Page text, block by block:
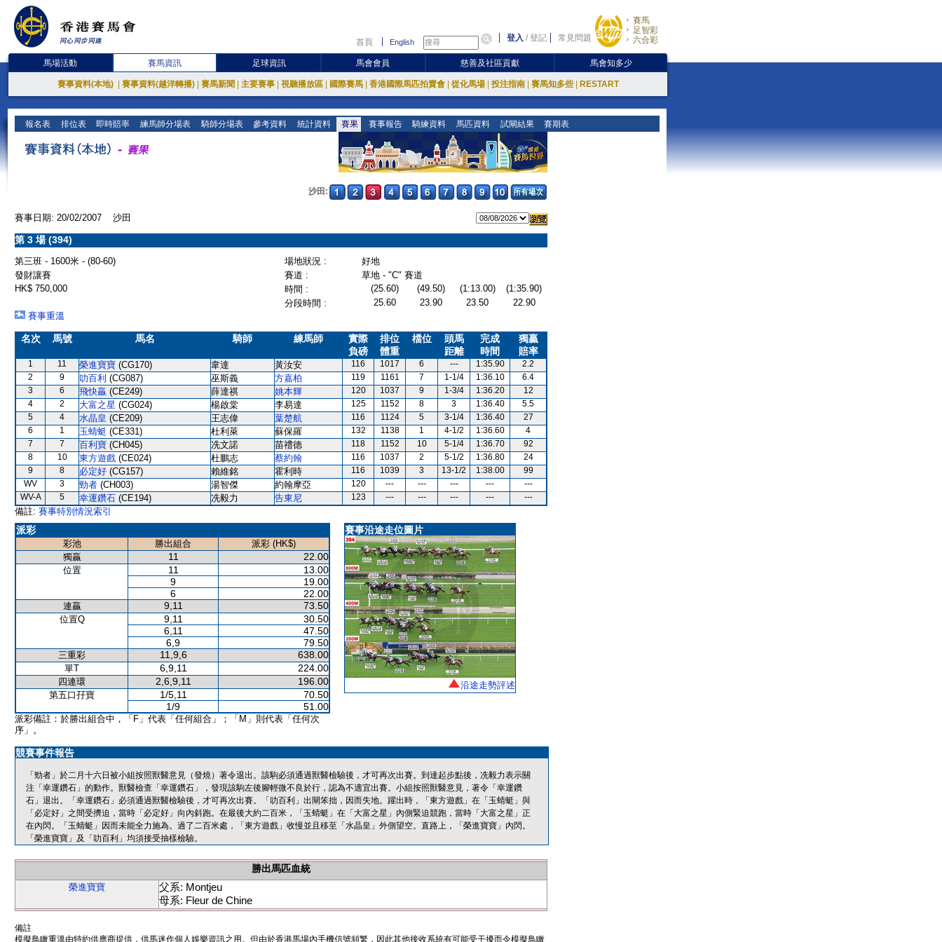
首頁 English 登入 /登記 常見問題
賽馬
足智彩
六合彩
馬場活動 賽馬資訊 足球資訊 馬會會員 慈善及社區貢獻 馬會知多少
賽事資料(本地) 賽事資料(越洋轉播) 賽馬新聞 主要賽事 視聽播放區 國際賽馬 香港國際馬匹拍賣會 從化馬場 投注指南 賽馬知多些 RESTART
報名表 排位表 即時賠率 練馬師分場表 騎師分場表 參考資料 統計資料 賽果 賽事報告 騎練資料 馬匹資料 試閘結果 賽期表
沙田:
賽事日期: 20/02/2007 沙田
第 3 場 (394)
第三班 - 1600米 - (80-60) 場地狀況 :
好地
發財讓賽
賽道 :
草地 - "C" 賽道
HK$ 750,000
時間 : (25.60) (49.50) (1:13.00)
(1:35.90)
分段時間 :
25.60 23.90 23.50
22.90
賽事重溫
名次 馬號 馬名 騎師 練馬師
實際
負磅
排位
體重
檔位
頭馬
距離
完成
時間
獨贏
賠率
1 11 榮進寶寶 (CG170) 韋達 黃汝安 116 1017 6 --- 1:35.90
2.2
2
9 叻百利 (CG087) 巫斯義 方嘉柏 119 1161 7 1-1/4 1:36.10
6.4
3
6 飛快贏 (CE249) 薛達祺 姚本輝 120 1037 9 1-3/4 1:36.20
12
4
2 大富之星 (CG024) 楊啟棠 李易達 125 1152 8 3 1:36.40
5.5
5
4 水晶皇 (CE209) 王志偉 葉楚航 116 1124 5 3-1/4 1:36.40
27
6
1 玉蜻蜓 (CE331) 杜利萊 蘇保羅 132 1138 1 4-1/2 1:36.60
4
7
7 百利寶 (CH045) 冼文諾 苗禮德 118 1152 10 5-1/4 1:36.70
92
8
10 東方遊戲 (CE024) 杜鵬志 蔡約翰 116 1037 2 5-1/2 1:36.80
24
9
8 必定好 (CG157) 賴維銘 霍利時 116 1039 3 13-1/2 1:38.00
99
WV
3 勁者 (CH003) 湯智傑 約翰摩亞 120 --- --- --- ---
---
WV-A
5 幸運鑽石 (CE194) 冼毅力 告東尼 123 --- --- --- --- ---
備註: 賽事特別情況索引
派彩
彩池 勝出組合
派彩 (HK$)
獨贏
11 22.00
位置 11
13.00
9
19.00
6
22.00
連贏 9,11 73.50
位置Q 9,11
30.50
6,11
47.50
6,9
79.50
三重彩 11,9,6 638.00
單T 6,9,11 224.00
四連環 2,6,9,11 196.00
第五口孖寶 1/5,11
70.50
1/9
51.00
派彩備註：於勝出組合中，「F」代表「任何組合」；「M」則代表「任何次
序」。
賽事沿途走位圖片
沿途走勢評述
競賽事件報告
「勁者」於二月十六日被小組按照獸醫意見（發燒）著令退出。該駒必須通過獸醫檢驗後，才可再次出賽。到達起步點後，冼毅力表示關
注「幸運鑽石」的動作。獸醫檢查「幸運鑽石」，發現該駒左後腳輕微不良於行，認為不適宜出賽。小組按照獸醫意見，著令「幸運鑽
石」退出。「幸運鑽石」必須通過獸醫檢驗後，才可再次出賽。「叻百利」出閘笨拙，因而失地。躍出時，「東方遊戲」在「玉蜻蜓」與
「必定好」之間受擠迫，當時「必定好」向內斜跑。在最後大約二百米，「玉蜻蜓」在「大富之星」內側緊迫競跑，當時「大富之星」正
在內閃。「玉蜻蜓」因而未能全力施為。過了二百米處，「東方遊戲」收慢並且移至「水晶皇」外側望空。直路上，「榮進寶寶」內閃。
「榮進寶寶」及「叻百利」均須接受抽樣檢驗。
勝出馬匹血統
榮進寶寶
父系: Montjeu
母系: Fleur de Chine
備註
模擬鳥瞰重溫由特約供應商提供，供馬迷作個人娛樂資訊之用。但由於香港馬場內手機信號頻繁，因此其他接收系統有可能受干擾而令模擬鳥瞰